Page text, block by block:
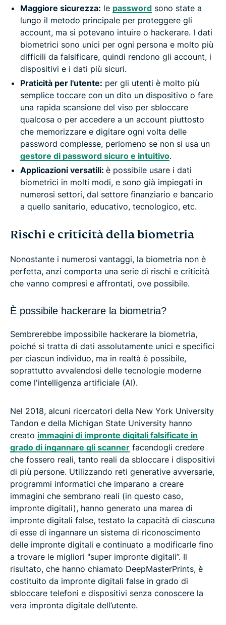
Maggiore sicurezza: le password sono state a
lungo il metodo principale per proteggere gli
account, ma si potevano intuire o hackerare. I dati
biometrici sono unici per ogni persona e molto più
difficili da falsificare, quindi rendono gli account, i
dispositivi e i dati più sicuri.
Praticità per l'utente: per gli utenti è molto più
semplice toccare con un dito un dispositivo o fare
una rapida scansione del viso per sbloccare
qualcosa o per accedere a un account piuttosto
che memorizzare e digitare ogni volta delle
password complesse, perlomeno se non si usa un
gestore di password sicuro e intuitivo.
Applicazioni versatili: è possibile usare i dati
biometrici in molti modi, e sono già impiegati in
numerosi settori, dal settore finanziario e bancario
a quello sanitario, educativo, tecnologico, etc.
Rischi e criticità della biometria
Nonostante i numerosi vantaggi, la biometria non è
perfetta, anzi comporta una serie di rischi e criticità
che vanno compresi e affrontati, ove possibile.
È possibile hackerare la biometria?
Sembrerebbe impossibile hackerare la biometria,
poiché si tratta di dati assolutamente unici e specifici
per ciascun individuo, ma in realtà è possibile,
soprattutto avvalendosi delle tecnologie moderne
come l'intelligenza artificiale (AI).
Nel 2018, alcuni ricercatori della New York University
Tandon e della Michigan State University hanno
creato immagini di impronte digitali falsificate in
grado di ingannare gli scanner facendogli credere
che fossero reali, tanto reali da sbloccare i dispositivi
di più persone. Utilizzando reti generative avversarie,
programmi informatici che imparano a creare
immagini che sembrano reali (in questo caso,
impronte digitali), hanno generato una marea di
impronte digitali false, testato la capacità di ciascuna
di esse di ingannare un sistema di riconoscimento
delle impronte digitali e continuato a modificarle fino
a trovare le migliori "super impronte digitali”. Il
risultato, che hanno chiamato DeepMasterPrints, è
costituito da impronte digitali false in grado di
sbloccare telefoni e dispositivi senza conoscere la
vera impronta digitale dell’utente.